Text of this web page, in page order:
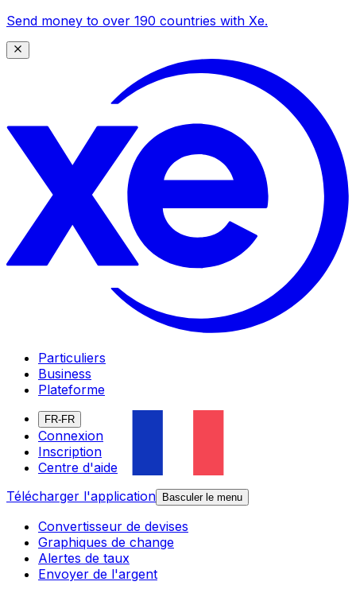
Send money to over 190 countries with Xe.
Particuliers
Business
Plateforme
FR-FR
Connexion
Inscription
Centre d'aide
Télécharger l'application
Basculer le menu
Convertisseur de devises
Graphiques de change
Alertes de taux
Envoyer de l'argent